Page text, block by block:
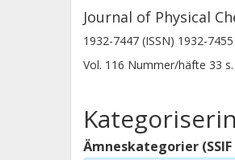
Journal of Physical
1932-7447 (ISSN) 1932-7455
Vol. 116 Nummer/häfte 33 s.
Ämneskategorier (SSIF